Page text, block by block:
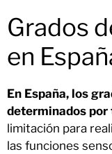
Grados
en
En España, los
determinados
limitación para
las funciones